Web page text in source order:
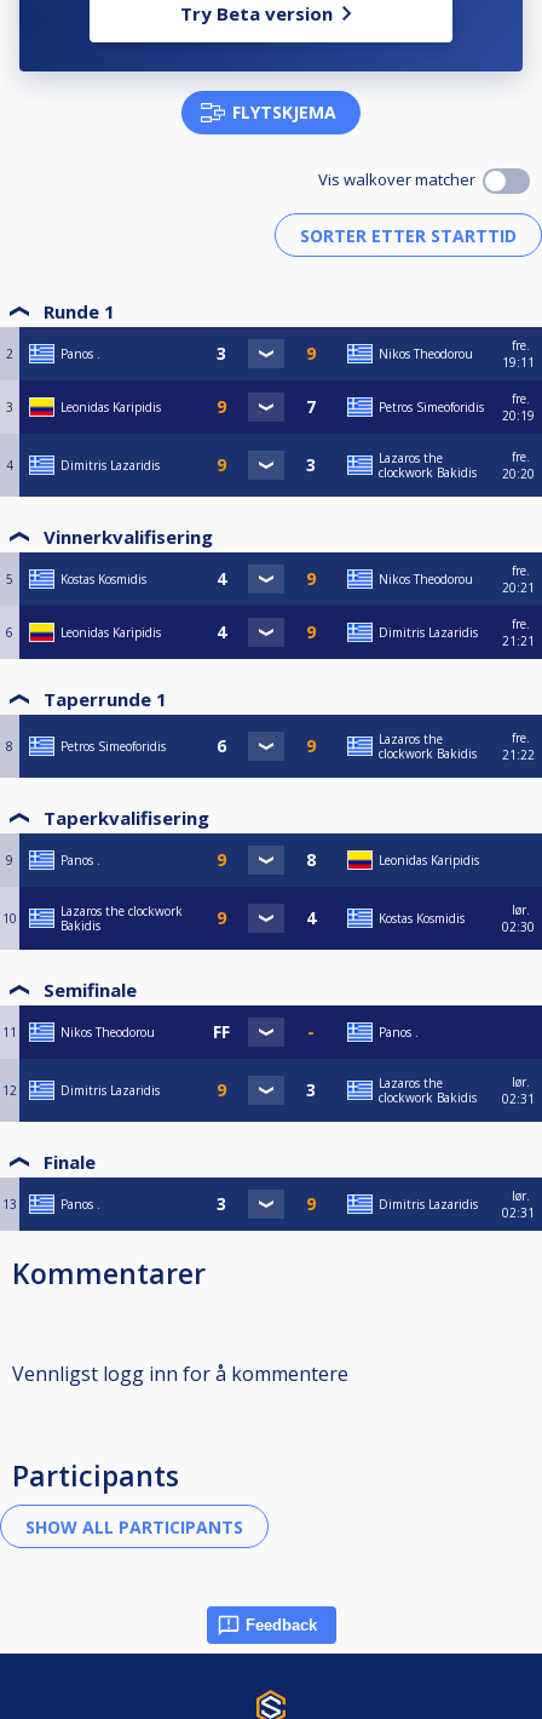
Try Beta version
FLYTSKJEMA
Vis walkover matcher
Runde 1
2 Panos . Nikos Theodorou
fre.
19:11
3 Leonidas Karipidis Petros Simeoforidis
fre.
20:19
4 Dimitris Lazaridis
Lazaros the
clockwork Bakidis
fre.
20:20
Vinnerkvalifisering
5 Kostas Kosmidis Nikos Theodorou
fre.
20:21
6 Leonidas Karipidis Dimitris Lazaridis
fre.
21:21
Taperrunde 1
8 Petros Simeoforidis
Lazaros the
clockwork Bakidis
fre.
21:22
Taperkvalifisering
9 Panos . Leonidas Karipidis
10
Lazaros the clockwork
Bakidis
Kostas Kosmidis
lør.
02:30
Semifinale
11 Nikos Theodorou Panos .
12 Dimitris Lazaridis
Lazaros the
clockwork Bakidis
lør.
02:31
Finale
13 Panos . Dimitris Lazaridis
lør.
02:31
Kommentarer
Vennligst logg inn for å kommentere
Participants
Feedback